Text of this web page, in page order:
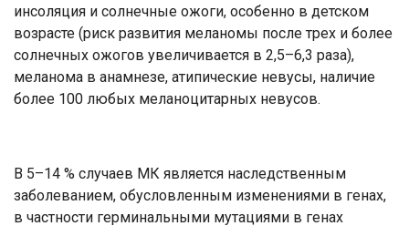
инсоляция и солнечные ожоги, особенно в детском
возрасте (риск развития меланомы после трех и более
солнечных ожогов увеличивается в 2,5–6,3 раза),
меланома в анамнезе, атипические невусы, наличие
более 100 любых меланоцитарных невусов.
В 5–14 % случаев МК является наследственным
заболеванием, обусловленным изменениями в генах,
в частности герминальными мутациями в генах